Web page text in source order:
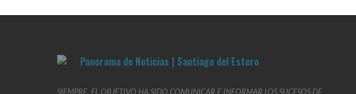
SIEMPRE, EL OBJETIVO HA SIDO COMUNICAR E INFORMAR LOS SUCESOS DE